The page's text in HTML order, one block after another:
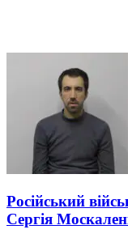
Російський
Сергія